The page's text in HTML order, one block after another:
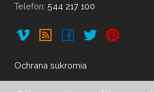
Telefon: 544 217 100
Ochrana súkromia